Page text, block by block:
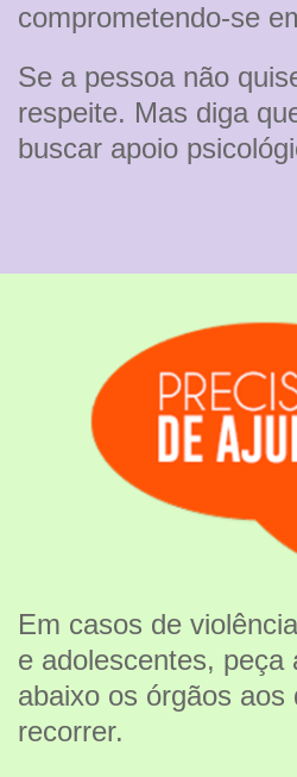
comprometendo-se
Se a pessoa não
respeite. Mas diga
buscar apoio
Em casos de
e adolescentes, peça
abaixo os órgãos aos
recorrer.